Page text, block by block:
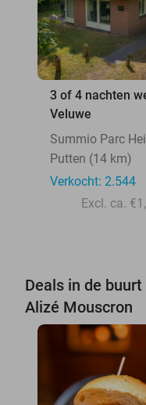
3 of 4 nachten
Veluwe
Summio Parc
Putten (14 km)
Verkocht: 2.544
Excl. ca.
Deals in de
Alizé Mouscron